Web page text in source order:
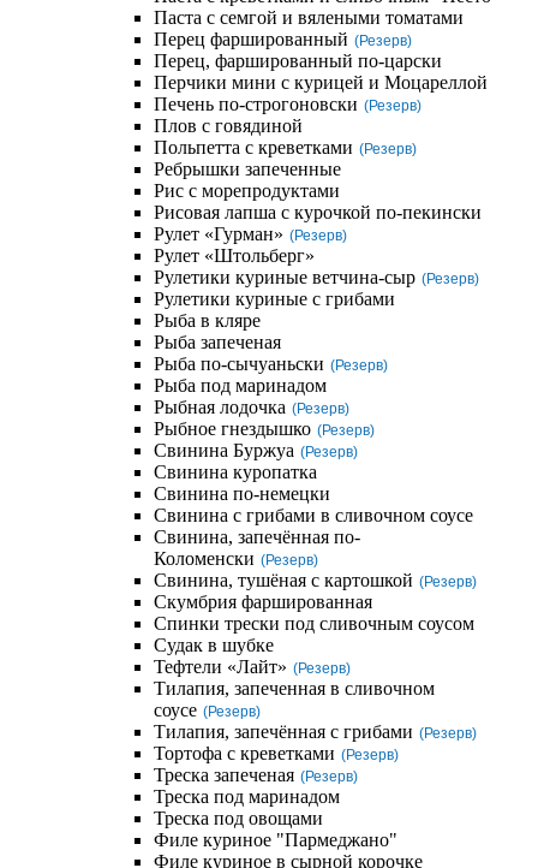
Паста с семгой и вялеными томатами
Перец фаршированный (Резерв)
Перец, фаршированный по-царски
Перчики мини с курицей и Моцареллой
Печень по-строгоновски (Резерв)
Плов с говядиной
Польпетта с креветками (Резерв)
Ребрышки запеченные
Рис с морепродуктами
Рисовая лапша с курочкой по-пекински
Рулет «Гурман» (Резерв)
Рулет «Штольберг»
Рулетики куриные ветчина-сыр (Резерв)
Рулетики куриные с грибами
Рыба в кляре
Рыба запеченая
Рыба по-сычуаньски (Резерв)
Рыба под маринадом
Рыбная лодочка (Резерв)
Рыбное гнездышко (Резерв)
Свинина Буржуа (Резерв)
Свинина куропатка
Свинина по-немецки
Свинина с грибами в сливочном соусе
Свинина, запечённая по-
Коломенски (Резерв)
Свинина, тушёная с картошкой (Резерв)
Скумбрия фаршированная
Спинки трески под сливочным соусом
Судак в шубке
Тефтели «Лайт» (Резерв)
Тилапия, запеченная в сливочном
соусе (Резерв)
Тилапия, запечённая с грибами (Резерв)
Тортофа с креветками (Резерв)
Треска запеченая (Резерв)
Треска под маринадом
Треска под овощами
Филе куриное "Пармеджано"
Филе куриное в сырной корочке